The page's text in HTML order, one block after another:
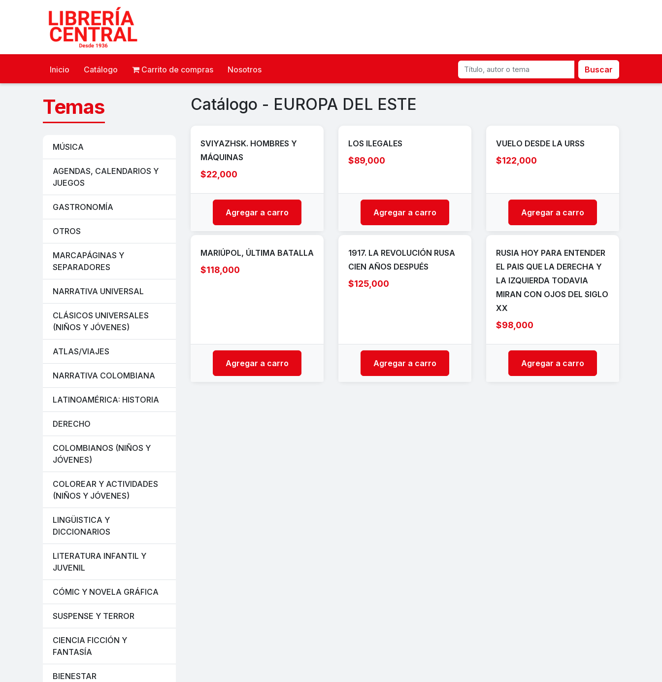
Inicio Catálogo Carrito de compras Nosotros Buscar
Temas
MÚSICA
AGENDAS, CALENDARIOS Y
JUEGOS
GASTRONOMÍA
OTROS
MARCAPÁGINAS Y
SEPARADORES
NARRATIVA UNIVERSAL
CLÁSICOS UNIVERSALES
(NIÑOS Y JÓVENES)
ATLAS/VIAJES
NARRATIVA COLOMBIANA
LATINOAMÉRICA: HISTORIA
DERECHO
COLOMBIANOS (NIÑOS Y
JÓVENES)
COLOREAR Y ACTIVIDADES
(NIÑOS Y JÓVENES)
LINGÜISTICA Y
DICCIONARIOS
LITERATURA INFANTIL Y
JUVENIL
CÓMIC Y NOVELA GRÁFICA
SUSPENSE Y TERROR
CIENCIA FICCIÓN Y
FANTASÍA
BIENESTAR
Catálogo - EUROPA DEL ESTE
SVIYAZHSK. HOMBRES Y
MÁQUINAS
$22,000
Agregar a carro
LOS ILEGALES
$89,000
Agregar a carro
VUELO DESDE LA URSS
$122,000
Agregar a carro
MARIÚPOL, ÚLTIMA BATALLA
$118,000
Agregar a carro
1917. LA REVOLUCIÓN RUSA
CIEN AÑOS DESPUÉS
$125,000
Agregar a carro
RUSIA HOY PARA ENTENDER
EL PAIS QUE LA DERECHA Y
LA IZQUIERDA TODAVIA
MIRAN CON OJOS DEL SIGLO
XX
$98,000
Agregar a carro